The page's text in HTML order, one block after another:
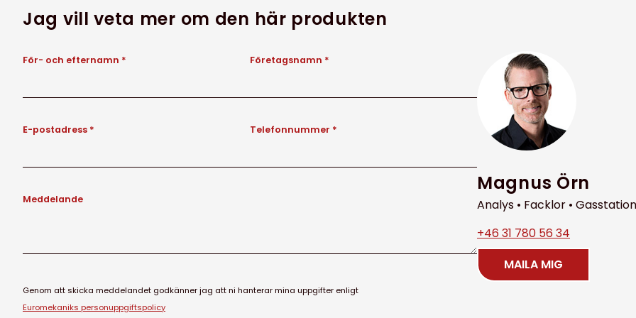
Jag vill veta mer om den här produkten
För- och efternamn * Företagsnamn *
E-postadress * Telefonnummer *
Meddelande
Genom att skicka meddelandet godkänner jag att ni hanterar mina uppgifter enligt
Euromekaniks personuppgiftspolicy
Magnus Örn
Analys • Facklor •
+46 31 780 56 34
MAILA MIG